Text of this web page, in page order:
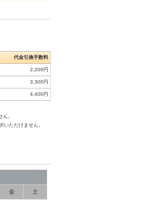
代金引換手数料
2,200円
3,300円
4,400円
。
ただけません。
金 土